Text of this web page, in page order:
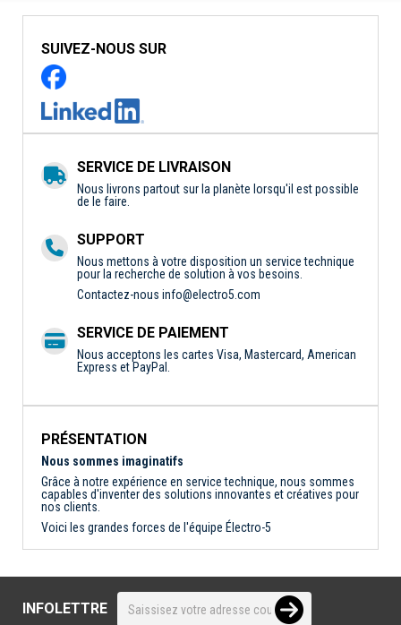
SUIVEZ-NOUS SUR
SERVICE DE LIVRAISON
Nous livrons partout sur la planète lorsqu'il est possible
de le faire.
SUPPORT
Nous mettons à votre disposition un service technique
pour la recherche de solution à vos besoins.
Contactez-nous info@electro5.com
SERVICE DE PAIEMENT
Nous acceptons les cartes Visa, Mastercard, American
Express et PayPal.
PRÉSENTATION
Nous sommes imaginatifs
Grâce à notre expérience en service technique, nous sommes
capables d'inventer des solutions innovantes et créatives pour
nos clients.
Voici les grandes forces de l'équipe Électro-5
INFOLETTRE